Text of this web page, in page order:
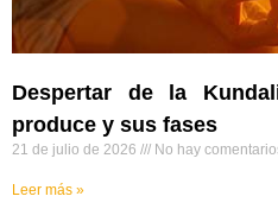
Despertar de la
produce y sus fases
21 de julio de 2026 No hay
Leer más »